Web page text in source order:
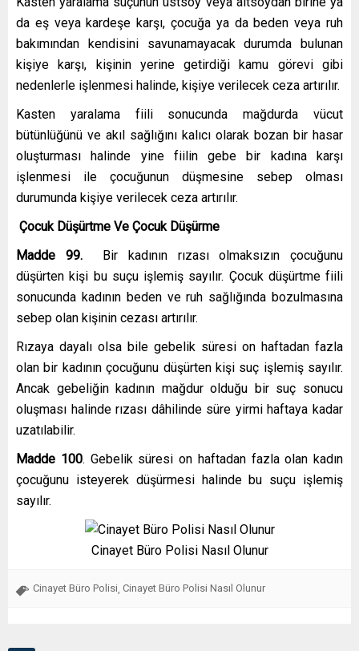
da eş veya kardeşe karşı, çocuğa ya da beden veya ruh
bakımından kendisini savunamayacak durumda bulunan
kişiye karşı, kişinin yerine getirdiği kamu görevi gibi
nedenlerle işlenmesi halinde, kişiye verilecek ceza artırılır.
Kasten yaralama fiili sonucunda mağdurda vücut
bütünlüğünü ve akıl sağlığını kalıcı olarak bozan bir hasar
oluşturması halinde yine fiilin gebe bir kadına karşı
işlenmesi ile çocuğunun düşmesine sebep olması
durumunda kişiye verilecek ceza artırılır.
Çocuk Düşürtme Ve Çocuk Düşürme
Madde 99. Bir kadının rızası olmaksızın çocuğunu
düşürten kişi bu suçu işlemiş sayılır. Çocuk düşürtme fiili
sonucunda kadının beden ve ruh sağlığında bozulmasına
sebep olan kişinin cezası artırılır.
Rızaya dayalı olsa bile gebelik süresi on haftadan fazla
olan bir kadının çocuğunu düşürten kişi suç işlemiş sayılır.
Ancak gebeliğin kadının mağdur olduğu bir suç sonucu
oluşması halinde rızası dâhilinde süre yirmi haftaya kadar
uzatılabilir.
Madde 100. Gebelik süresi on haftadan fazla olan kadın
çocuğunu isteyerek düşürmesi halinde bu suçu işlemiş
sayılır.
Cinayet Büro Polisi Nasıl Olunur
Cinayet Büro Polisi Cinayet Büro Polisi Nasıl Olunur